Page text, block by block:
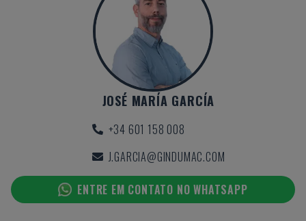
JOSÉ MARÍA GARCÍA
+34 601 158 008
J.GARCIA@GINDUMAC.COM
ENTRE EM CONTATO NO WHATSAPP